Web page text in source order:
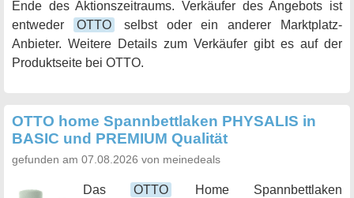
Ende des Aktionszeitraums. Verkäufer des Angebots ist
entweder
OTTO
selbst oder ein anderer Marktplatz-
Anbieter. Weitere Details zum Verkäufer gibt es auf der
Produktseite bei OTTO.
OTTO home Spannbettlaken PHYSALIS in
BASIC und PREMIUM Qualität
gefunden am 07.08.2026 von meinedeals
Das OTTO
Home Spannbettlaken